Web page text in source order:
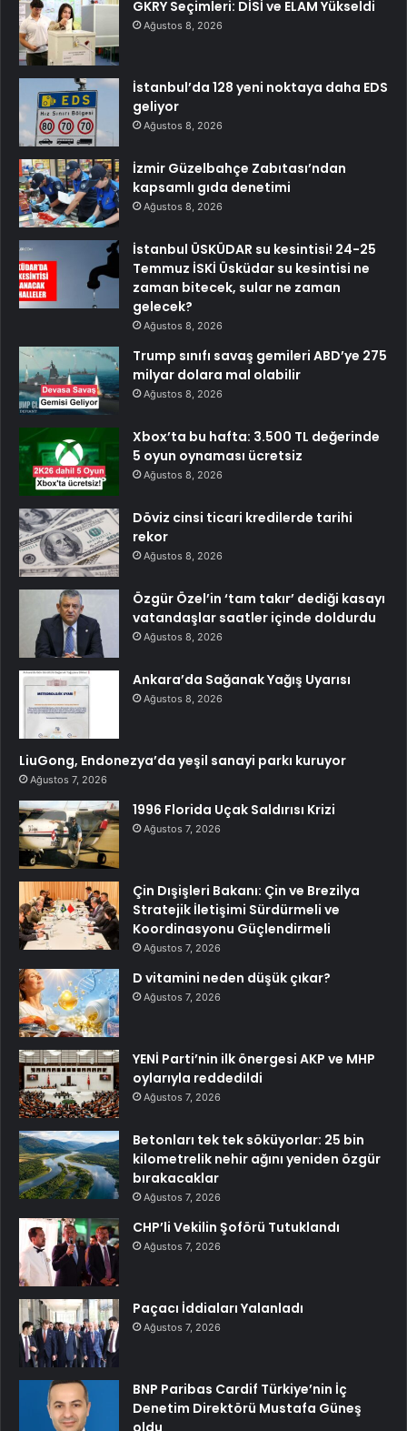
GKRY Seçimleri: DİSİ ve ELAM Yükseldi
Ağustos 8, 2026
İstanbul’da 128 yeni noktaya daha EDS
geliyor
Ağustos 8, 2026
İzmir Güzelbahçe Zabıtası’ndan
kapsamlı gıda denetimi
Ağustos 8, 2026
İstanbul ÜSKÜDAR su kesintisi! 24-25
Temmuz İSKİ Üsküdar su kesintisi ne
zaman bitecek, sular ne zaman
gelecek?
Ağustos 8, 2026
Trump sınıfı savaş gemileri ABD’ye 275
milyar dolara mal olabilir
Ağustos 8, 2026
Xbox’ta bu hafta: 3.500 TL değerinde
5 oyun oynaması ücretsiz
Ağustos 8, 2026
Döviz cinsi ticari kredilerde tarihi
rekor
Ağustos 8, 2026
Özgür Özel’in ‘tam takır’ dediği kasayı
vatandaşlar saatler içinde doldurdu
Ağustos 8, 2026
Ankara’da Sağanak Yağış Uyarısı
Ağustos 8, 2026
LiuGong, Endonezya’da yeşil sanayi parkı kuruyor
Ağustos 7, 2026
1996 Florida Uçak Saldırısı Krizi
Ağustos 7, 2026
Çin Dışişleri Bakanı: Çin ve Brezilya
Stratejik İletişimi Sürdürmeli ve
Koordinasyonu Güçlendirmeli
Ağustos 7, 2026
D vitamini neden düşük çıkar?
Ağustos 7, 2026
YENİ Parti’nin ilk önergesi AKP ve MHP
oylarıyla reddedildi
Ağustos 7, 2026
Betonları tek tek söküyorlar: 25 bin
kilometrelik nehir ağını yeniden özgür
bırakacaklar
Ağustos 7, 2026
CHP’li Vekilin Şoförü Tutuklandı
Ağustos 7, 2026
Paçacı İddiaları Yalanladı
Ağustos 7, 2026
BNP Paribas Cardif Türkiye’nin İç
Denetim Direktörü Mustafa Güneş
oldu